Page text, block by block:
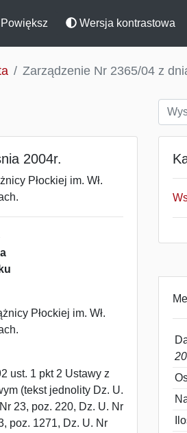
Powiększ Wersja kontrastowa
Zarządzenie Nr 2365/04 z
2004r.
Płockiej im. Wł.
Płockiej im. Wł.
ust. 1 pkt 2 Ustawy z
(tekst jednolity Dz. U.
23, poz. 220, Dz. U. Nr
poz. 1271, Dz. U. Nr